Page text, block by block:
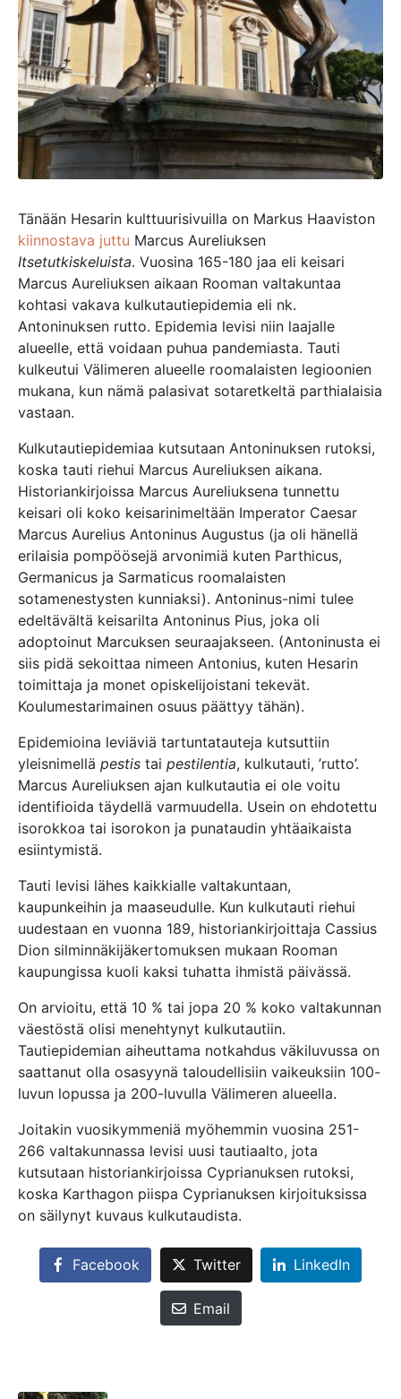
Tänään Hesarin kulttuurisivuilla on Markus Haaviston
kiinnostava juttu Marcus Aureliuksen
Itsetutkiskeluista. Vuosina 165-180 jaa eli keisari
Marcus Aureliuksen aikaan Rooman valtakuntaa
kohtasi vakava kulkutautiepidemia eli nk.
Antoninuksen rutto. Epidemia levisi niin laajalle
alueelle, että voidaan puhua pandemiasta. Tauti
kulkeutui Välimeren alueelle roomalaisten legioonien
mukana, kun nämä palasivat sotaretkeltä parthialaisia
vastaan.
Kulkutautiepidemiaa kutsutaan Antoninuksen rutoksi,
koska tauti riehui Marcus Aureliuksen aikana.
Historiankirjoissa Marcus Aureliuksena tunnettu
keisari oli koko keisarinimeltään Imperator Caesar
Marcus Aurelius Antoninus Augustus (ja oli hänellä
erilaisia pompöösejä arvonimiä kuten Parthicus,
Germanicus ja Sarmaticus roomalaisten
sotamenestysten kunniaksi). Antoninus-nimi tulee
edeltävältä keisarilta Antoninus Pius, joka oli
adoptoinut Marcuksen seuraajakseen. (Antoninusta ei
siis pidä sekoittaa nimeen Antonius, kuten Hesarin
toimittaja ja monet opiskelijoistani tekevät.
Koulumestarimainen osuus päättyy tähän).
Epidemioina leviäviä tartuntatauteja kutsuttiin
yleisnimellä pestis tai pestilentia, kulkutauti, ’rutto’.
Marcus Aureliuksen ajan kulkutautia ei ole voitu
identifioida täydellä varmuudella. Usein on ehdotettu
isorokkoa tai isorokon ja punataudin yhtäaikaista
esiintymistä.
Tauti levisi lähes kaikkialle valtakuntaan,
kaupunkeihin ja maaseudulle. Kun kulkutauti riehui
uudestaan en vuonna 189, historiankirjoittaja Cassius
Dion silminnäkijäkertomuksen mukaan Rooman
kaupungissa kuoli kaksi tuhatta ihmistä päivässä.
On arvioitu, että 10 % tai jopa 20 % koko valtakunnan
väestöstä olisi menehtynyt kulkutautiin.
Tautiepidemian aiheuttama notkahdus väkiluvussa on
saattanut olla osasyynä taloudellisiin vaikeuksiin 100-
luvun lopussa ja 200-luvulla Välimeren alueella.
Joitakin vuosikymmeniä myöhemmin vuosina 251-
266 valtakunnassa levisi uusi tautiaalto, jota
kutsutaan historiankirjoissa Cyprianuksen rutoksi,
koska Karthagon piispa Cyprianuksen kirjoituksissa
on säilynyt kuvaus kulkutaudista.
Facebook Twitter LinkedIn
Email